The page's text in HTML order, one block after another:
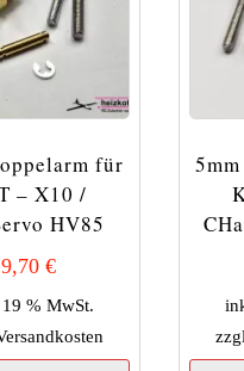
für
– X10 /
HV85
9,70€
% MwSt.